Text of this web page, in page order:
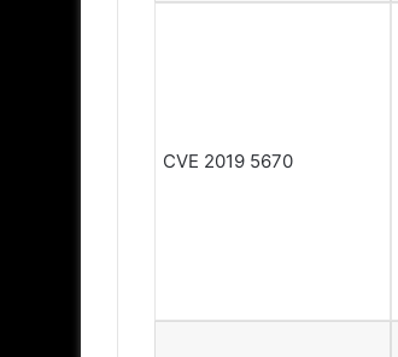
CVE 2019 5670